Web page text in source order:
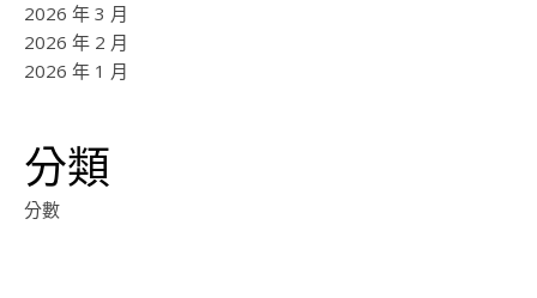
2026 年 3 月
2026 年 2 月
2026 年 1 月
分類
分數